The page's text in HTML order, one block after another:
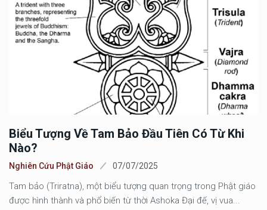
Biểu Tượng Về Tam Bảo Đầu Tiên Có Từ Khi
Nào?
Nghiên Cứu Phật Giáo 07/07/2025
Tam bảo (Triratna), một biểu tượng quan trọng trong Phật giáo
được hình thành và phổ biến từ thời Ashoka Đại đế, vị vua...